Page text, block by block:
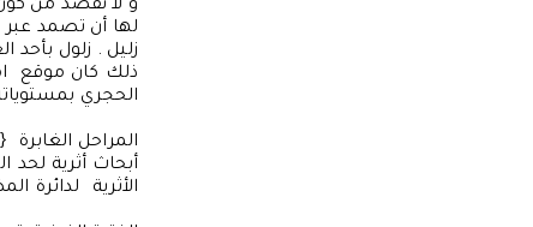
و لا نقصد من
لها أن تصمد
زليل . زلول بأحد
ذلك كان موقع
الحجري
أبحاث أثرية
الأثرية